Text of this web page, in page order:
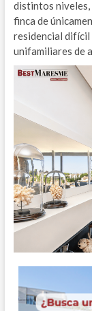
distintos niveles,
finca de
residencial difícil
unifamiliares de